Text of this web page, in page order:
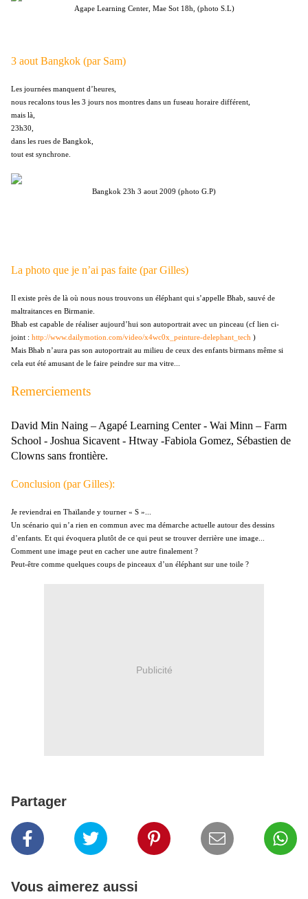
Agape Learning Center, Mae Sot 18h, (photo S.L)
3 aout Bangkok (par Sam)
Les journées manquent d’heures,
nous recalons tous les 3 jours nos montres dans un fuseau horaire différent,
mais là,
23h30,
dans les rues de Bangkok,
tout est synchrone.
Bangkok 23h 3 aout 2009 (photo G.P)
La photo que je n’ai pas faite (par Gilles)
Il existe près de là où nous nous trouvons un éléphant qui s’appelle Bhab, sauvé de
maltraitances en Birmanie.
Bhab est capable de réaliser aujourd’hui son autoportrait avec un pinceau (cf lien ci-
joint : http://www.dailymotion.com/video/x4wc0x_peinture-delephant_tech )
Mais Bhab n’aura pas son autoportrait au milieu de ceux des enfants birmans même si
cela eut été amusant de le faire peindre sur ma vitre...
Remerciements
David Min Naing – Agapé Learning Center - Wai Minn – Farm
School - Joshua Sicavent - Htway -Fabiola Gomez, Sébastien de
Clowns sans frontière.
Conclusion (par Gilles):
Je reviendrai en Thaïlande y tourner « S »...
Un scénario qui n’a rien en commun avec ma démarche actuelle autour des dessins
d’enfants. Et qui évoquera plutôt de ce qui peut se trouver derrière une image...
Comment une image peut en cacher une autre finalement ?
Peut-être comme quelques coups de pinceaux d’un éléphant sur une toile ?
Publicité
Partager
Vous aimerez aussi